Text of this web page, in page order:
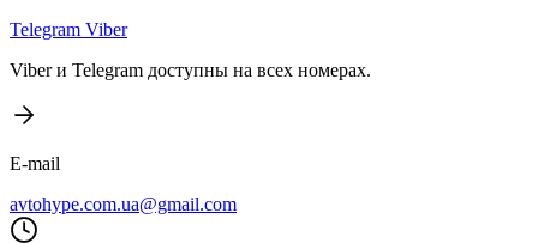
Telegram Viber
Viber и Telegram доступны на всех номерах.
E-mail
avtohype.com.ua@gmail.com